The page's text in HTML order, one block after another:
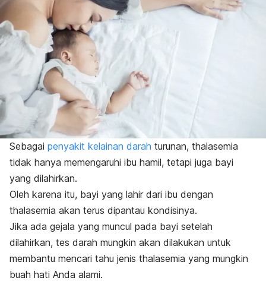
Sebagai penyakit kelainan darah turunan, thalasemia
tidak hanya memengaruhi ibu hamil, tetapi juga bayi
yang dilahirkan.
Oleh karena itu, bayi yang lahir dari ibu dengan
thalasemia akan terus dipantau kondisinya.
Jika ada gejala yang muncul pada bayi setelah
dilahirkan, tes darah mungkin akan dilakukan untuk
membantu mencari tahu jenis thalasemia yang mungkin
buah hati Anda alami.